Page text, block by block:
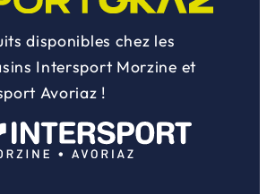
disponibles chez les
Intersport Morzine et
Avoriaz !